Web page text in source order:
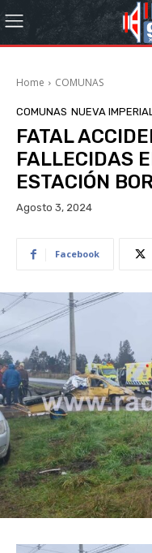
Home COMUNAS
COMUNAS NUEVA
FATAL
FALLECIDAS
ESTACIÓN
Agosto 3, 2024
Facebook